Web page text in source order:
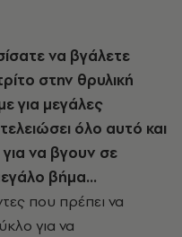
να βγάλετε
στην θρυλική
για μεγάλες
όλο αυτό και
να βγουν σε
βήμα…
που πρέπει να
για να